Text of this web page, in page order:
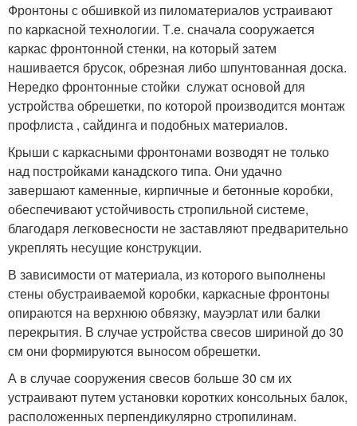
Фронтоны с обшивкой из пиломатериалов устраивают
по каркасной технологии. Т.е. сначала сооружается
каркас фронтонной стенки, на который затем
нашивается брусок, обрезная либо шпунтованная доска.
Нередко фронтонные стойки служат основой для
устройства обрешетки, по которой производится монтаж
профлиста , сайдинга и подобных материалов.
Крыши с каркасными фронтонами возводят не только
над постройками канадского типа. Они удачно
завершают каменные, кирпичные и бетонные коробки,
обеспечивают устойчивость стропильной системе,
благодаря легковесности не заставляют предварительно
укреплять несущие конструкции.
В зависимости от материала, из которого выполнены
стены обустраиваемой коробки, каркасные фронтоны
опираются на верхнюю обвязку, мауэрлат или балки
перекрытия. В случае устройства свесов шириной до 30
см они формируются выносом обрешетки.
А в случае сооружения свесов больше 30 см их
устраивают путем установки коротких консольных балок,
расположенных перпендикулярно стропилинам.